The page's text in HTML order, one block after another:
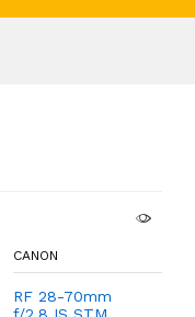
CANON
RF 28-70mm